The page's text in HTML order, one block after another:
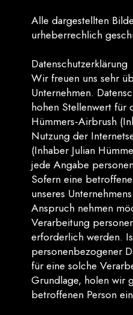
Alle dargestellten
urheberrechlich
Datenschutzerklärung
Wir freuen uns sehr
Unternehmen.
hohen Stellenwert für
Hümmers-Airbrush
Nutzung der
(Inhaber Julian
jede Angabe
Sofern eine
unseres
Anspruch nehmen
Verarbeitung
erforderlich werden.
personenbezogener
für eine solche
Grundlage, holen wir
betroffenen Person